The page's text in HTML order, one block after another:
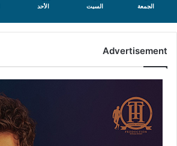
الجمعة السبت الأحد
Advertisement